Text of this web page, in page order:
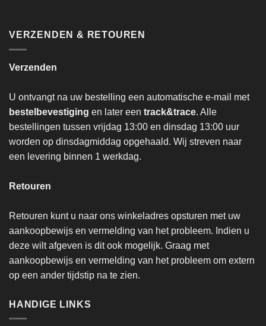
VERZENDEN & RETOUREN
Verzenden
U ontvangt na uw bestelling een automatische e-mail met
bestelbevestiging en later een track&trace. Alle
bestellingen tussen vrijdag 13:00 en dinsdag 13:00 uur
worden op dinsdagmiddag opgehaald. Wij streven naar
een levering binnen 1 werkdag.
Retouren
Retouren kunt u naar ons winkeladres opsturen met uw
aankoopbewijs en vermelding van het probleem. Indien u
deze wilt afgeven is dit ook mogelijk. Graag met
aankoopbewijs en vermelding van het probleem om extern
op een ander tijdstip na te zien.
HANDIGE LINKS